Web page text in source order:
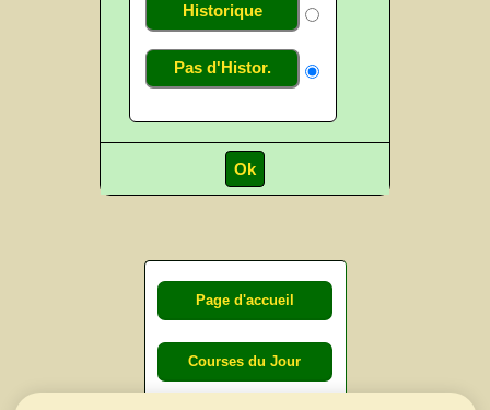
Historique
Pas d'Histor.
Page d'accueil
Courses du Jour